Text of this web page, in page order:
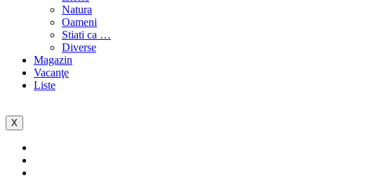
Natura
Oameni
Stiati ca …
Diverse
Magazin
Vacanţe
Liste
X